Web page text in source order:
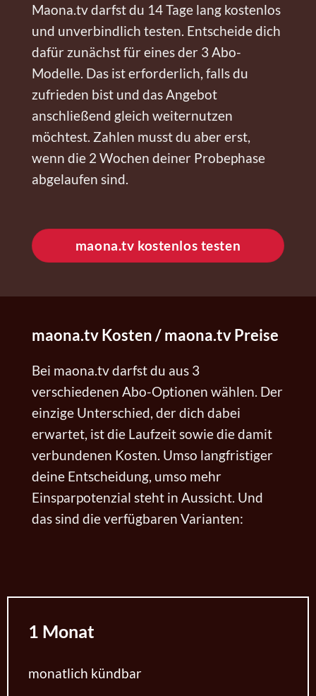
Maona.tv darfst du 14 Tage lang kostenlos
und unverbindlich testen. Entscheide dich
dafür zunächst für eines der 3 Abo-
Modelle. Das ist erforderlich, falls du
zufrieden bist und das Angebot
anschließend gleich weiternutzen
möchtest. Zahlen musst du aber erst,
wenn die 2 Wochen deiner Probephase
abgelaufen sind.
maona.tv kostenlos testen
maona.tv Kosten / maona.tv Preise
Bei maona.tv darfst du aus 3
verschiedenen Abo-Optionen wählen. Der
einzige Unterschied, der dich dabei
erwartet, ist die Laufzeit sowie die damit
verbundenen Kosten. Umso langfristiger
deine Entscheidung, umso mehr
Einsparpotenzial steht in Aussicht. Und
das sind die verfügbaren Varianten:
1 Monat
monatlich kündbar